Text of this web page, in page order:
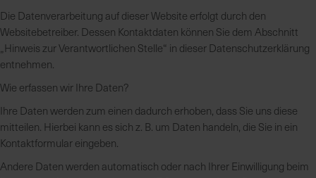
K
m
e
e
n
e
Die Datenverarbeitung auf dieser Website erfolgt durch den
Websitebetreiber. Dessen Kontaktdaten können Sie dem Abschnitt
„Hinweis zur Verantwortlichen Stelle“ in dieser Datenschutzerklärung
entnehmen.
Wie erfassen wir Ihre Daten?
Ihre Daten werden zum einen dadurch erhoben, dass Sie uns diese
mitteilen. Hierbei kann es sich z. B. um Daten handeln, die Sie in ein
Kontaktformular eingeben.
Andere Daten werden automatisch oder nach Ihrer Einwilligung beim